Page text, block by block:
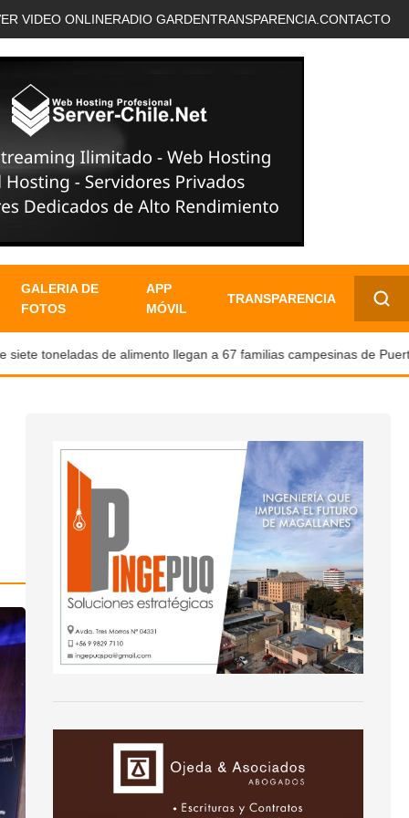
VIDEO ONLINERADIO GARDENTRANSPARENCIA. CONTACTO
GALERIA DE
FOTOS
APP
MÓVIL
TRANSPARENCIA
✕
toneladas de alimento llegan a 67 familias campesinas de Puerto